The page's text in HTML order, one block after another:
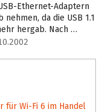
Ethernet-Adaptern
da die USB 1.1
hergab. Nach …
für Wi-Fi 6 im Handel